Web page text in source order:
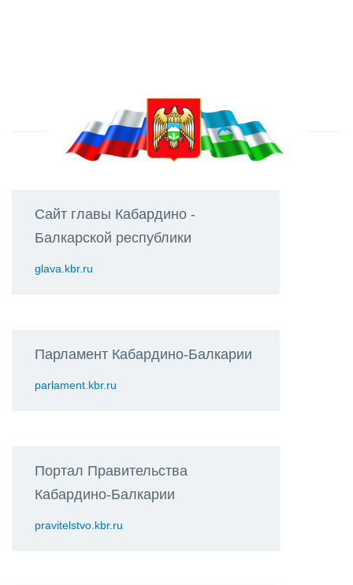
Сайт главы Кабардино -
Балкарской республики
glava.kbr.ru
Парламент Кабардино-Балкарии
parlament.kbr.ru
Портал Правительства
Кабардино-Балкарии
pravitelstvo.kbr.ru